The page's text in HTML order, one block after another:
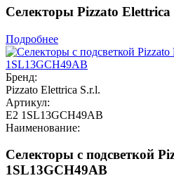
Селекторы Pizzato
Подробнее
Бренд:
Pizzato Elettrica S.r.l.
Артикул:
E2 1SL13GCH49AB
Наименование:
Селекторы с подсветкой
1SL13GCH49AB